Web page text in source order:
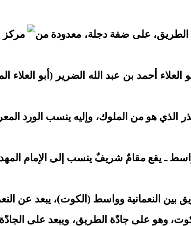
الطريق، على ضفة دجلة، معدودة من
العلاء أحمد بن عبد الله الضرير (أبو
الذي هو من الملوك، وإليه ينسب الورد
ـ يقع مقامٌ شريفٌ ينسب إلى الإمام